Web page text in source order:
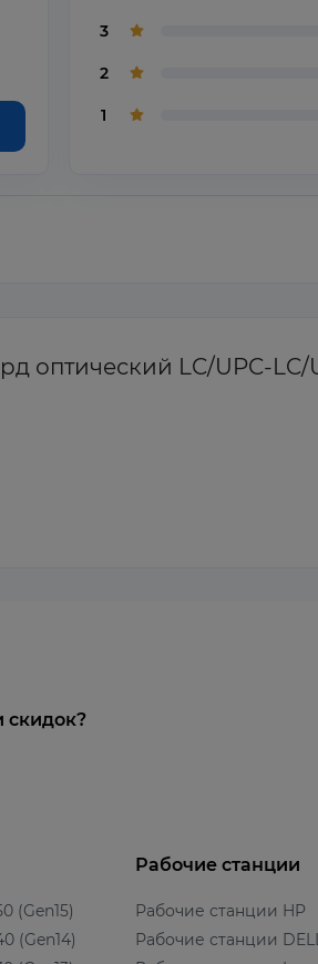
3
2
1
оптический LC/UPC-
скидок?
(Gen15)
(Gen14)
Рабочие станции
Рабочие станции HP
Рабочие станции